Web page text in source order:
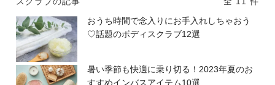
おうち時間で念入りにお手入れしちゃおう
♡話題のボディスクラブ12選
暑い季節も快適に乗り切る！2023年夏のお
すすめインバスアイテム10選